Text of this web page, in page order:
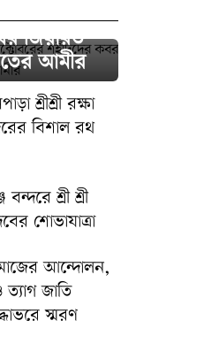
ও ২৮
জিয়ারত
আমীর
শ্রীশ্রী রক্ষা
বিশাল রথ
শ্রী শ্রী
শোভাযাত্রা
আন্দোলন,
জাতি
স্মরণ